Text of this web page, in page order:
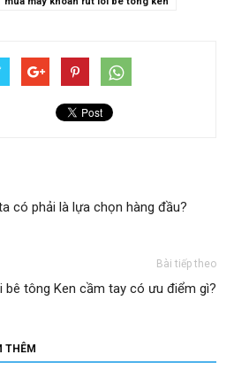
có phải là lựa chọn hàng đầu?
Bài tiếp theo
bê tông Ken cầm tay có ưu điểm gì?
THÊM